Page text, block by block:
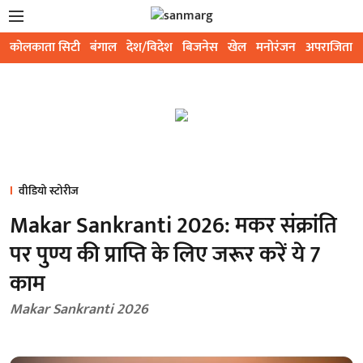
कोलकाता सिटी बंगाल देश/विदेश बिजनेस खेल मनोरंजन अपराजिता
वीडियो स्टोरीज
Makar Sankranti 2026: मकर संक्रांति
पर पुण्य की प्राप्ति के लिए जरूर करें ये 7
काम
Makar Sankranti 2026